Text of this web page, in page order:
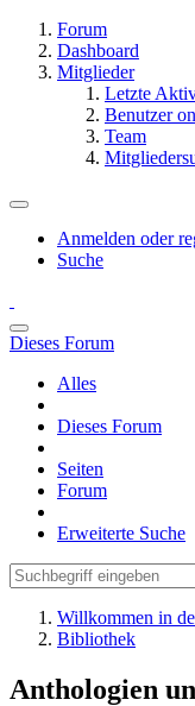
Forum
Dashboard
Mitglieder
Letzte
Benutzer
Team
Anmelden oder
Suche
Dieses Forum
Alles
Dieses Forum
Seiten
Forum
Erweiterte Suche
Willkommen in
Bibliothek
Anthologien